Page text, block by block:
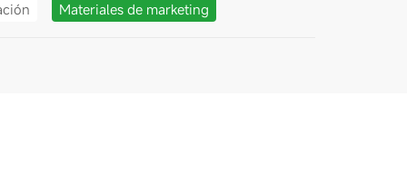
Materiales de marketing